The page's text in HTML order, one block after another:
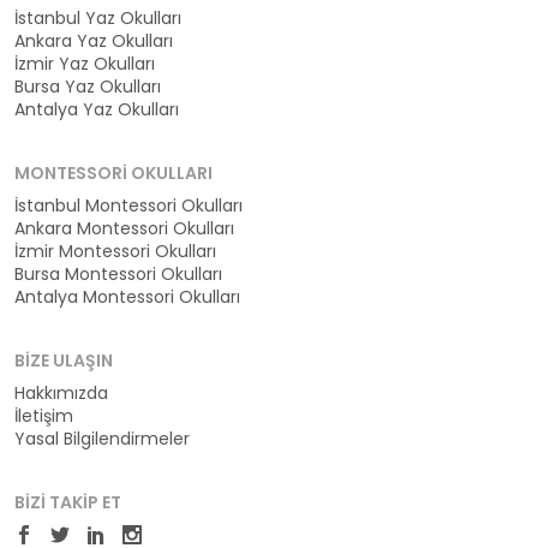
İstanbul Yaz Okulları
Ankara Yaz Okulları
İzmir Yaz Okulları
Bursa Yaz Okulları
Antalya Yaz Okulları
MONTESSORI OKULLARI
İstanbul Montessori Okulları
Ankara Montessori Okulları
İzmir Montessori Okulları
Bursa Montessori Okulları
Antalya Montessori Okulları
BIZE ULAŞIN
Hakkımızda
İletişim
Yasal Bilgilendirmeler
BIZI TAKIP ET